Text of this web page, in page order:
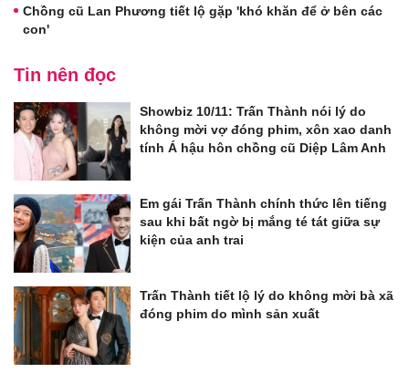
Chồng cũ Lan Phương tiết lộ gặp 'khó khăn để ở bên các
con'
Tin nên đọc
Showbiz 10/11: Trấn Thành nói lý do
không mời vợ đóng phim, xôn xao danh
tính Á hậu hôn chồng cũ Diệp Lâm Anh
Em gái Trấn Thành chính thức lên tiếng
sau khi bất ngờ bị mắng té tát giữa sự
kiện của anh trai
Trấn Thành tiết lộ lý do không mời bà xã
đóng phim do mình sản xuất